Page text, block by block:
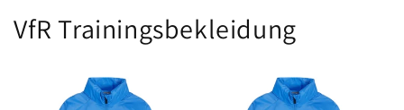
VfR Trainingsbekleidung